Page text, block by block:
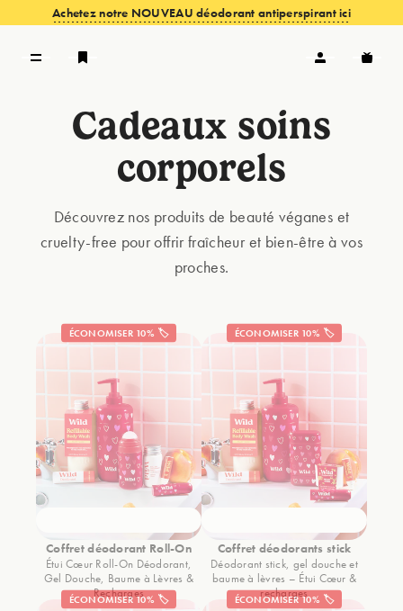
Achetez notre NOUVEAU déodorant antiperspirant ici
Cadeaux soins
corporels
Découvrez nos produits de beauté véganes et
cruelty-free pour offrir fraîcheur et bien-être à vos
proches.
ÉCONOMISER 10% 🏷️
Coffret déodorant Roll-On
Étui Cœur Roll-On Déodorant,
Gel Douche, Baume à Lèvres &
Recharges
ÉCONOMISER 10% 🏷️
Coffret déodorants stick
Déodorant stick, gel douche et
baume à lèvres – Étui Cœur &
recharges
ÉCONOMISER 10% 🏷️ ÉCONOMISER 10% 🏷️